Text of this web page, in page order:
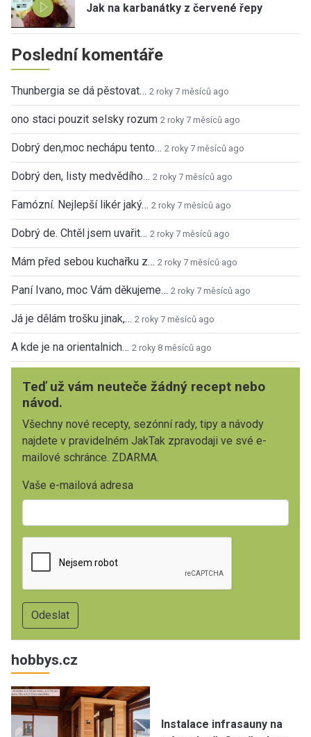
Jak na karbanátky z červené řepy
Poslední komentáře
Thunbergia se dá pěstovat… 2 roky 7 měsíců ago
ono staci pouzit selsky rozum 2 roky 7 měsíců ago
Dobrý den,moc nechápu tento… 2 roky 7 měsíců ago
Dobrý den, listy medvědího… 2 roky 7 měsíců ago
Famózní. Nejlepší likér jaký… 2 roky 7 měsíců ago
Dobrý de. Chtěl jsem uvařit… 2 roky 7 měsíců ago
Mám před sebou kuchařku z… 2 roky 7 měsíců ago
Paní Ivano, moc Vám děkujeme… 2 roky 7 měsíců ago
Já je dělám trošku jinak,… 2 roky 7 měsíců ago
A kde je na orientalnich… 2 roky 8 měsíců ago
Teď už vám neuteče žádný recept nebo
návod.
Všechny nové recepty, sezónní rady, tipy a návody
najdete v pravidelném JakTak zpravodaji ve své e-
mailové schránce. ZDARMA.
Vaše e-mailová adresa
hobbys.cz
Instalace infrasauny na